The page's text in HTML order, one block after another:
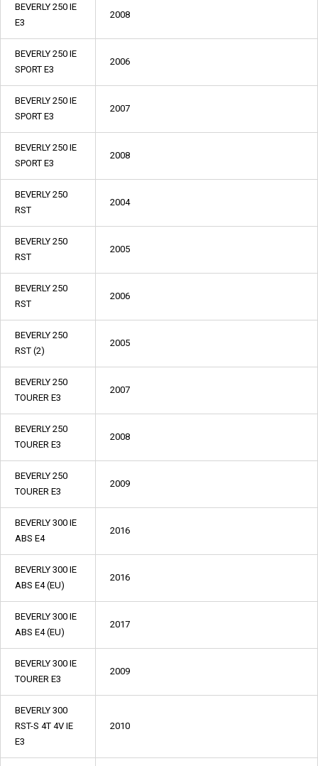
BEVERLY 250 IE
E3
2008
BEVERLY 250 IE
SPORT E3
2006
BEVERLY 250 IE
SPORT E3
2007
BEVERLY 250 IE
SPORT E3
2008
BEVERLY 250
RST
2004
BEVERLY 250
RST
2005
BEVERLY 250
RST
2006
BEVERLY 250
RST (2)
2005
BEVERLY 250
TOURER E3
2007
BEVERLY 250
TOURER E3
2008
BEVERLY 250
TOURER E3
2009
BEVERLY 300 IE
ABS E4
2016
BEVERLY 300 IE
ABS E4 (EU)
2016
BEVERLY 300 IE
ABS E4 (EU)
2017
BEVERLY 300 IE
TOURER E3
2009
BEVERLY 300
RST-S 4T 4V IE
E3
2010